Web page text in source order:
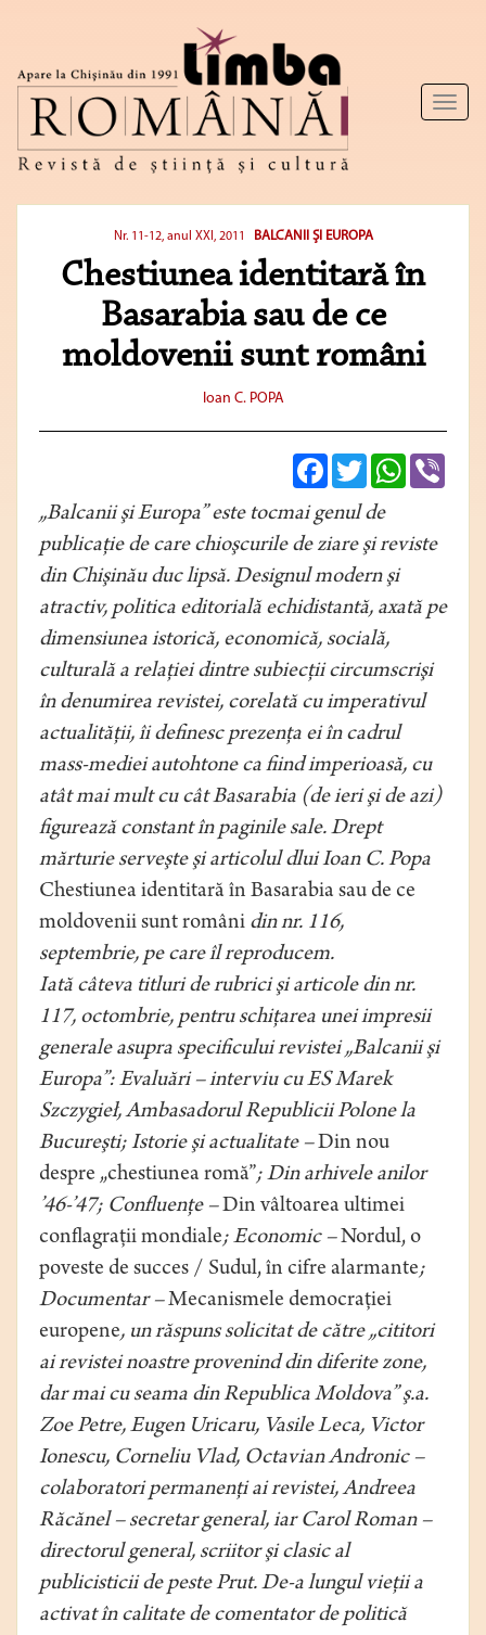
Toggle
Nr. 11-12, anul XXI, 2011 BALCANII ŞI EUROPA
Chestiunea identitară în
Basarabia sau de ce
moldovenii sunt români
Ioan C. POPA
FacebookTwitterWhatsApp
„Balcanii şi Europa” este tocmai genul de
publicaţie de care chioşcurile de ziare şi reviste
din Chişinău duc lipsă. Designul modern şi
atractiv, politica editorială echidistantă, axată pe
dimensiunea istorică, economică, socială,
culturală a relaţiei dintre subiecţii circumscrişi
în denumirea revistei, corelată cu imperativul
actualităţii, îi definesc prezenţa ei în cadrul
mass-mediei autohtone ca fiind imperioasă, cu
atât mai mult cu cât Basarabia (de ieri şi de azi)
figurează constant în paginile sale. Drept
mărturie serveşte şi articolul dlui Ioan C. Popa
Chestiunea identitară în Basarabia sau de ce
moldovenii sunt români din nr. 116,
septembrie, pe care îl reproducem.
Iată câteva titluri de rubrici şi articole din nr.
117, octombrie, pentru schiţarea unei impresii
generale asupra specificului revistei „Balcanii şi
Europa”: Evaluări – interviu cu ES Marek
Szczygieł, Ambasadorul Republicii Polone la
Bucureşti; Istorie şi actualitate –Din nou
despre „chestiunea romă”; Din arhivele anilor
’46-’47; Confluenţe –Din vâltoarea ultimei
conflagraţii mondiale; Economic –Nordul, o
poveste de succes / Sudul, în cifre alarmante;
Documentar –Mecanismele democraţiei
europene, un răspuns solicitat de către „cititori
ai revistei noastre provenind din diferite zone,
dar mai cu seama din Republica Moldova” ş.a.
Zoe Petre, Eugen Uricaru, Vasile Leca, Victor
Ionescu, Corneliu Vlad, Octavian Andronic –
colaboratori permanenţi ai revistei, Andreea
Răcănel – secretar general, iar Carol Roman –
directorul general, scriitor şi clasic al
publicisticii de peste Prut. De-a lungul vieţii a
activat în calitate de comentator de politică